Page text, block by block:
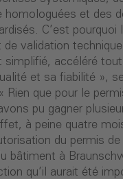
homologuées et des
C’est pourquoi
de validation
simpliﬁé, accéléré
et sa fiabilité »,
Rien que pour le
pu gagner
à peine quatre
du permis
bâtiment à
qu’il aurait été